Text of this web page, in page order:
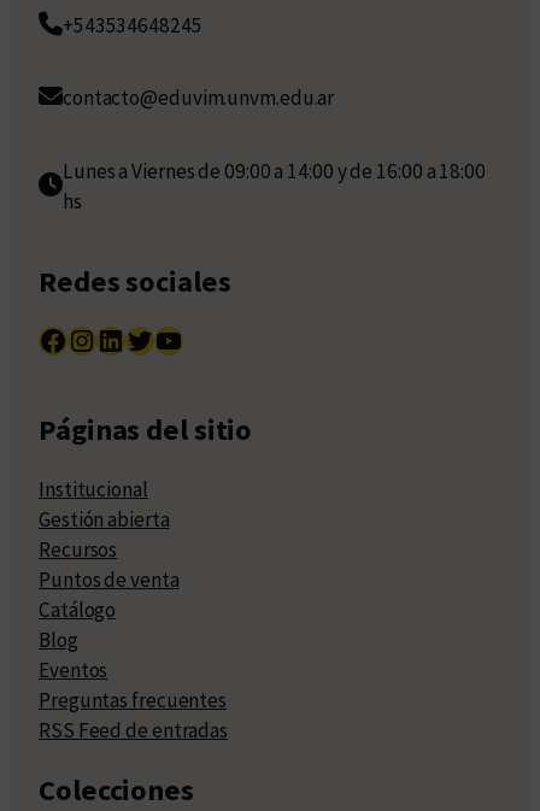
+543534648245
contacto@eduvim.unvm.edu.ar
Lunes a Viernes de 09:00 a 14:00 y de 16:00 a 18:00
hs
Redes sociales
Facebook InstagramLinkedIn Twitter YouTube
Páginas del sitio
Institucional
Gestión abierta
Recursos
Puntos de venta
Catálogo
Blog
Eventos
Preguntas frecuentes
RSS Feed de entradas
Colecciones